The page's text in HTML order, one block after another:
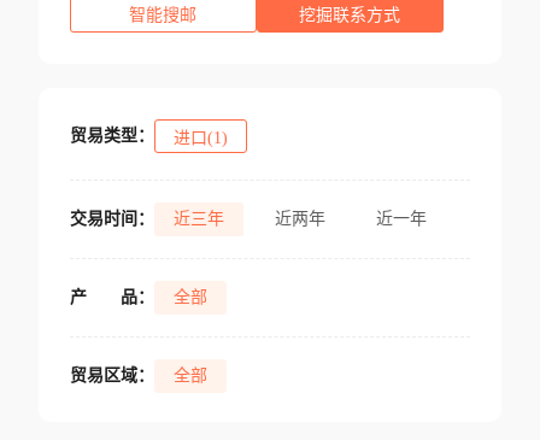
智能搜邮 挖掘联系方式
贸易类型： 进口(1)
交易时间： 近三年 近两年 近一年
产 品： 全部
贸易区域： 全部